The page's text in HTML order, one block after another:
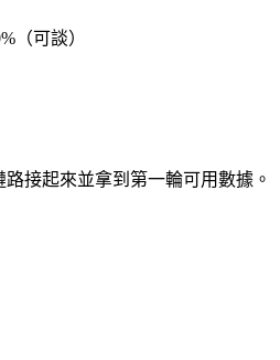
（可談）
接起來並拿到第一輪可用數據。